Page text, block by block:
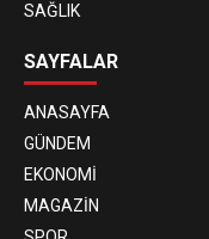
SAĞLIK
SAYFALAR
ANASAYFA
GÜNDEM
EKONOMİ
MAGAZİN